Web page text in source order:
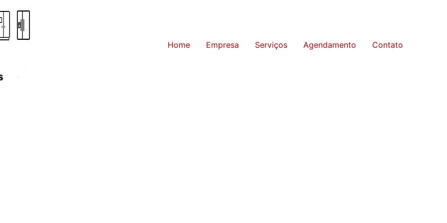
Home Empresa Serviços Agendamento Contato